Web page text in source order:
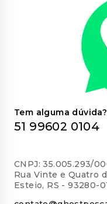
Tem alguma dúvida?
51 99602 0104
CNPJ: 35.005.293/
Rua Vinte e Quatro
Esteio, RS - 93280-